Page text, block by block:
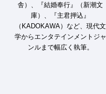
舎）、『結婚奉行』（新潮文
庫）、『主君押込』
（KADOKAWA）など、現代文
学からエンタテインメントジャ
ンルまで幅広く執筆。